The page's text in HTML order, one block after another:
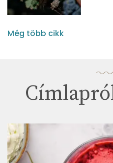
Még több cikk